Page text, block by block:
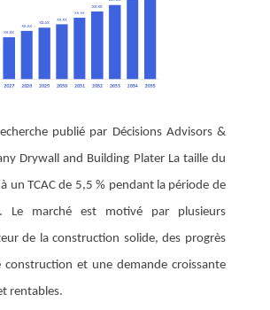
publié par Décisions Advisors &
Drywall and Building Plater La taille du
un TCAC de 5,5 % pendant la période de
Le marché est motivé par plusieurs
de la construction solide, des progrès
construction et une demande croissante
rentables.